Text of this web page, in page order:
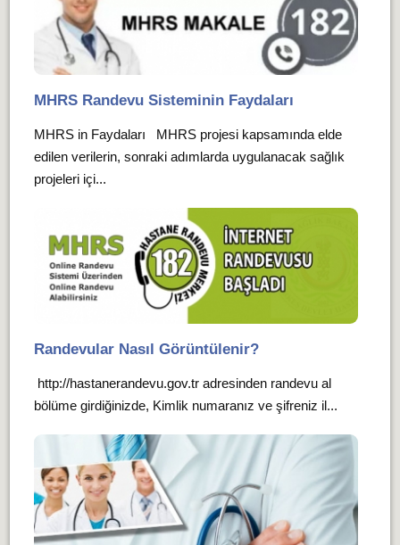
MHRS Randevu Sisteminin Faydaları
MHRS in Faydaları MHRS projesi kapsamında elde
edilen verilerin, sonraki adımlarda uygulanacak sağlık
projeleri içi...
Randevular Nasıl Görüntülenir?
http://hastanerandevu.gov.tr adresinden randevu al
bölüme girdiğinizde, Kimlik numaranız ve şifreniz il...